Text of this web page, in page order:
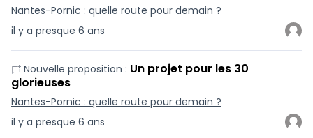
il y a presque 6 ans
Nantes-Pornic : quelle route pour demain ?
il y a presque 6 ans
Nouvelle proposition : Un projet pour les 30
glorieuses
Nantes-Pornic : quelle route pour demain ?